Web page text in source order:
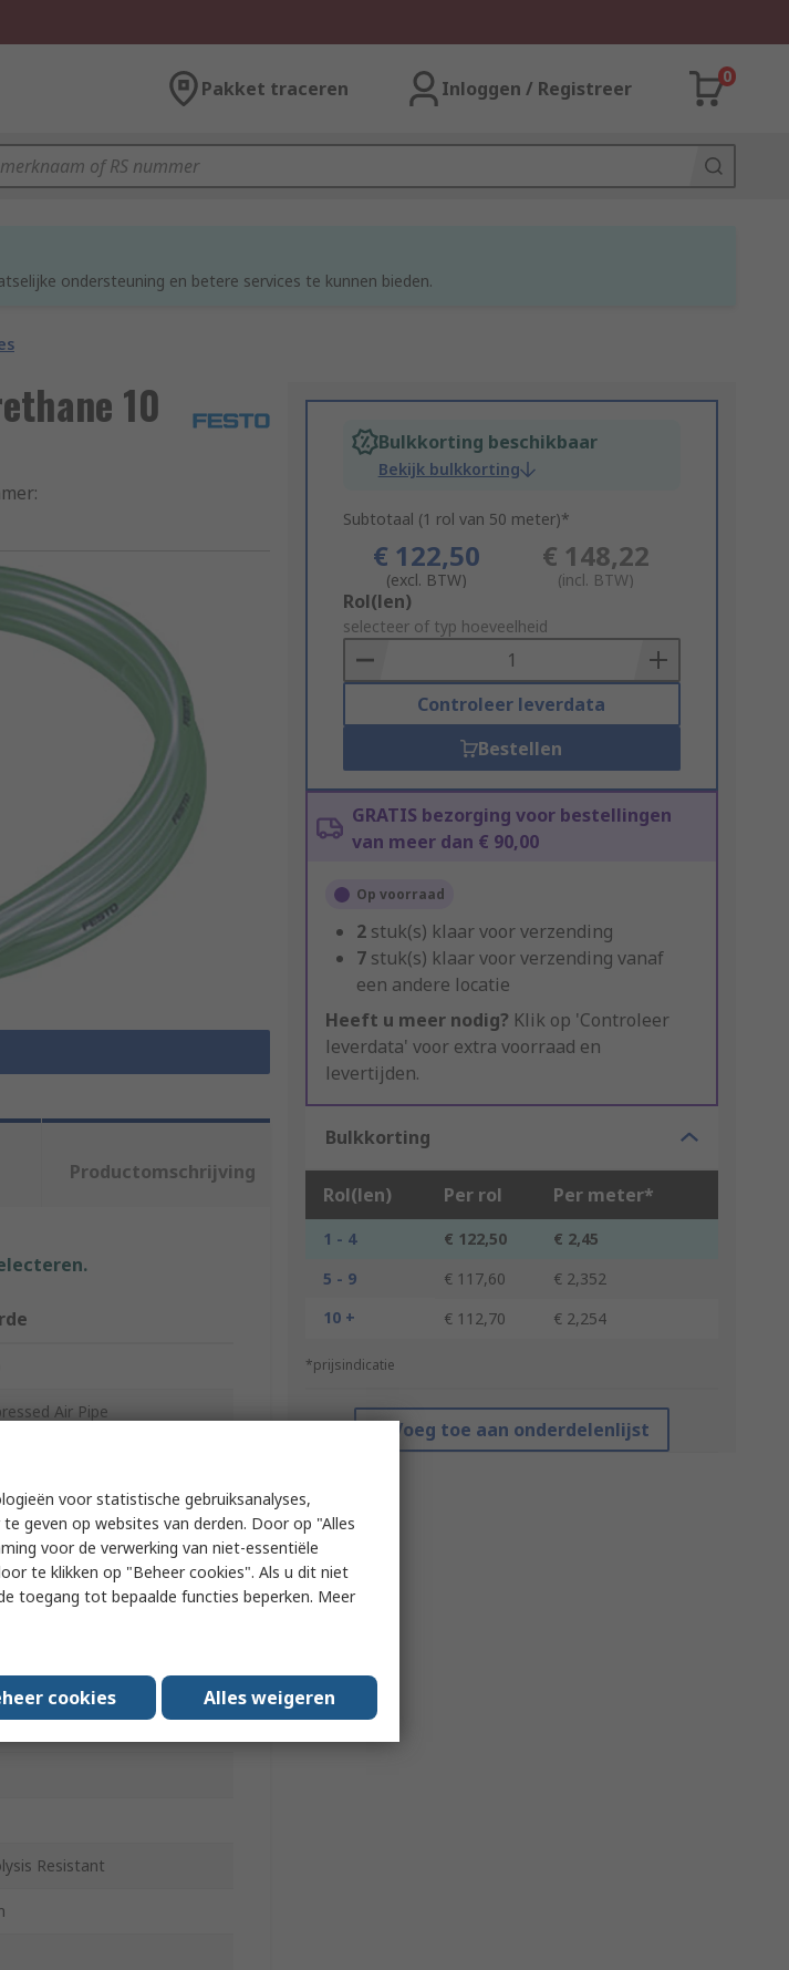
Pakket traceren Inloggen / Registreer
0
ondersteuning en betere services te kunnen bieden.
10
:
Bulkkorting beschikbaar
Bekijk bulkkorting
Subtotaal (1 rol van 50 meter)*
€ 122,50
(excl. BTW)
€ 148,22
(incl. BTW)
Add
to
Basket
Rol(len)
selecteer of typ hoeveelheid
Controleer leverdata
Bestellen
GRATIS bezorging voor bestellingen
van meer dan € 90,00
Op voorraad
2 stuk(s) klaar voor verzending
7 stuk(s) klaar voor verzending vanaf
een andere locatie
Heeft u meer nodig? Klik op 'Controleer
leverdata' voor extra voorraad en
levertijden.
Bulkkorting
Rol(len) Per rol Per meter*
1 - 4 € 122,50
€ 2,45
5 - 9
€ 117,60
€ 2,352
10 +
€ 112,70 € 2,254
*prijsindicatie
Voeg toe aan onderdelenlijst
Productomschrijving
Air Pipe
Resistant
voor statistische gebruiksanalyses,
geven op websites van derden. Door op "Alles
voor de verwerking van niet-essentiële
te klikken op "Beheer cookies". Als u dit niet
toegang tot bepaalde functies beperken. Meer
cookies Alles weigeren